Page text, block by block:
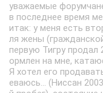
уважаемые
в последнее время
итак: у меня есть
ля жены
первую Тигру продал
ормлен на мне,
Я хотел его
еваюсь... (Ниссан